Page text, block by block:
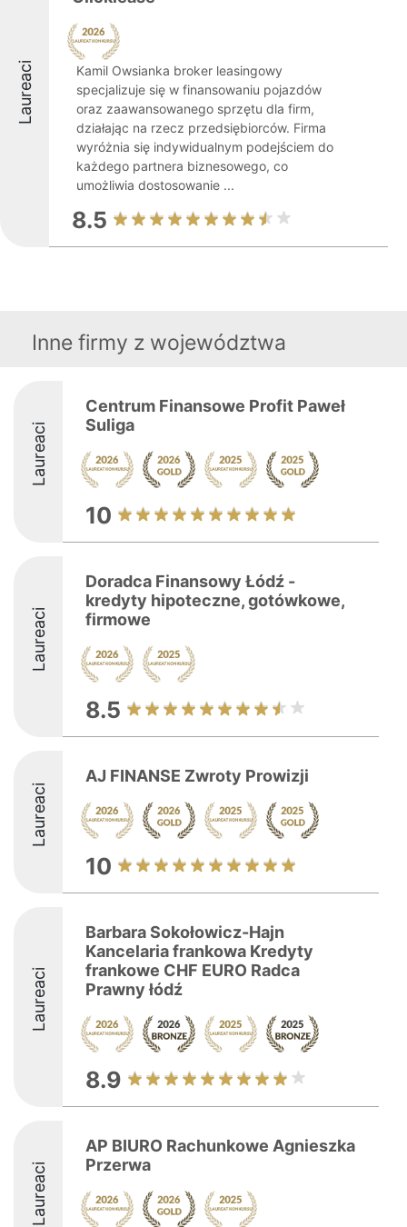
Laureaci
Kamil Owsianka broker leasingowy
specjalizuje się w finansowaniu pojazdów
oraz zaawansowanego sprzętu dla firm,
działając na rzecz przedsiębiorców. Firma
wyróżnia się indywidualnym podejściem do
każdego partnera biznesowego, co
umożliwia dostosowanie ...
8.5
Inne firmy z województwa
Laureaci
Centrum Finansowe Profit Paweł
Suliga
10
Laureaci
Doradca Finansowy Łódź -
kredyty hipoteczne, gotówkowe,
firmowe
8.5
Laureaci
AJ FINANSE Zwroty Prowizji
10
Laureaci
Barbara Sokołowicz-Hajn
Kancelaria frankowa Kredyty
frankowe CHF EURO Radca
Prawny łódź
8.9
Laureaci
AP BIURO Rachunkowe Agnieszka
Przerwa